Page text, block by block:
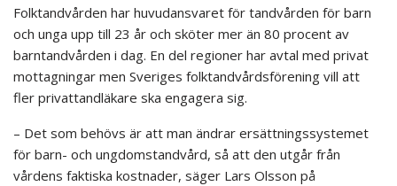
Folktandvården har huvudansvaret för tandvården för barn
och unga upp till 23 år och sköter mer än 80 procent av
barntandvården i dag. En del regioner har avtal med privat
mottagningar men Sveriges folktandvårdsförening vill att
fler privattandläkare ska engagera sig.
– Det som behövs är att man ändrar ersättningssystemet
för barn- och ungdomstandvård, så att den utgår från
vårdens faktiska kostnader, säger Lars Olsson på